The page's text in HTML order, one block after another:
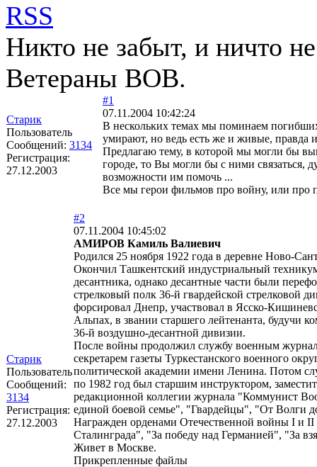
RSS
Никто не забыт, и ничто
Ветераны ВОВ.
Старик
Пользователь
Сообщений: 3134
Регистрация:
27.12.2003
#1
07.11.2004 10:42:24
В нескольких темах мы поминаем
умирают, но ведь есть же и живые,
Предлагаю тему, в которой мы могли бы
городе, то Вы могли бы с ними связаться,
возможности им помочь ...
Все мы герои фильмов про войну, или про
Старик
Пользователь
Сообщений:
3134
Регистрация:
27.12.2003
#2
07.11.2004 10:45:02
АМИРОВ Камиль Валиевич
Родился 25 ноября 1922 года в деревне Ново-
Окончил Ташкентский индустриальный
десантника, однако десантные части были
стрелковый полк 36-й гвардейской стрелковой
форсировал Днепр, участвовал в Ясско-
Альпах, в звании старшего лейтенанта, будучи
36-й воздушно-десантной дивизии.
После войны продолжил службу военным
секретарем газеты Туркестанского военного
политической академии имени Ленина. Потом
по 1982 год был старшим инструктором,
редакционной коллегии журнала "Коммунист
единой боевой семье", "Гвардейцы", "От Волги
Награжден орденами Отечественной войны I и
Сталинграда", "За победу над Германией", "За
Живет в Москве.
Прикрепленные файлы